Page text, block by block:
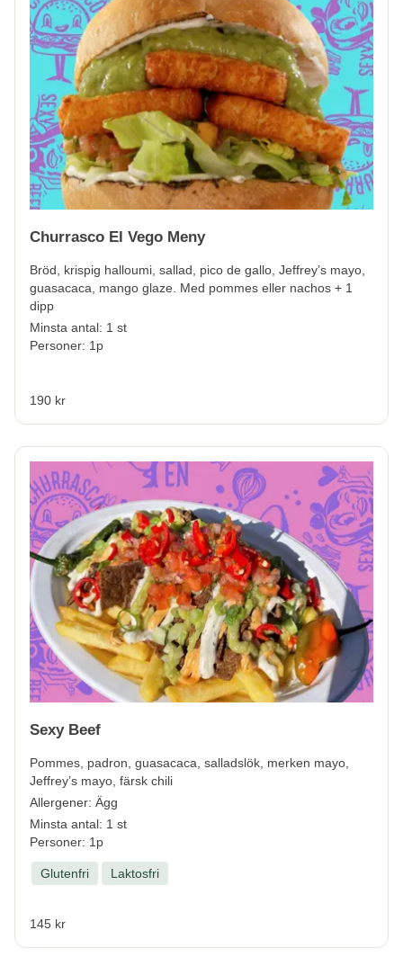
Churrasco El Vego Meny
Bröd, krispig halloumi, sallad, pico de gallo, Jeffrey’s mayo,
guasacaca, mango glaze. Med pommes eller nachos + 1
dipp
Minsta antal: 1 st
Personer: 1p
190 kr
Sexy Beef
Pommes, padron, guasacaca, salladslök, merken mayo,
Jeffrey’s mayo, färsk chili
Allergener: Ägg
Minsta antal: 1 st
Personer: 1p
Glutenfri Laktosfri
145 kr